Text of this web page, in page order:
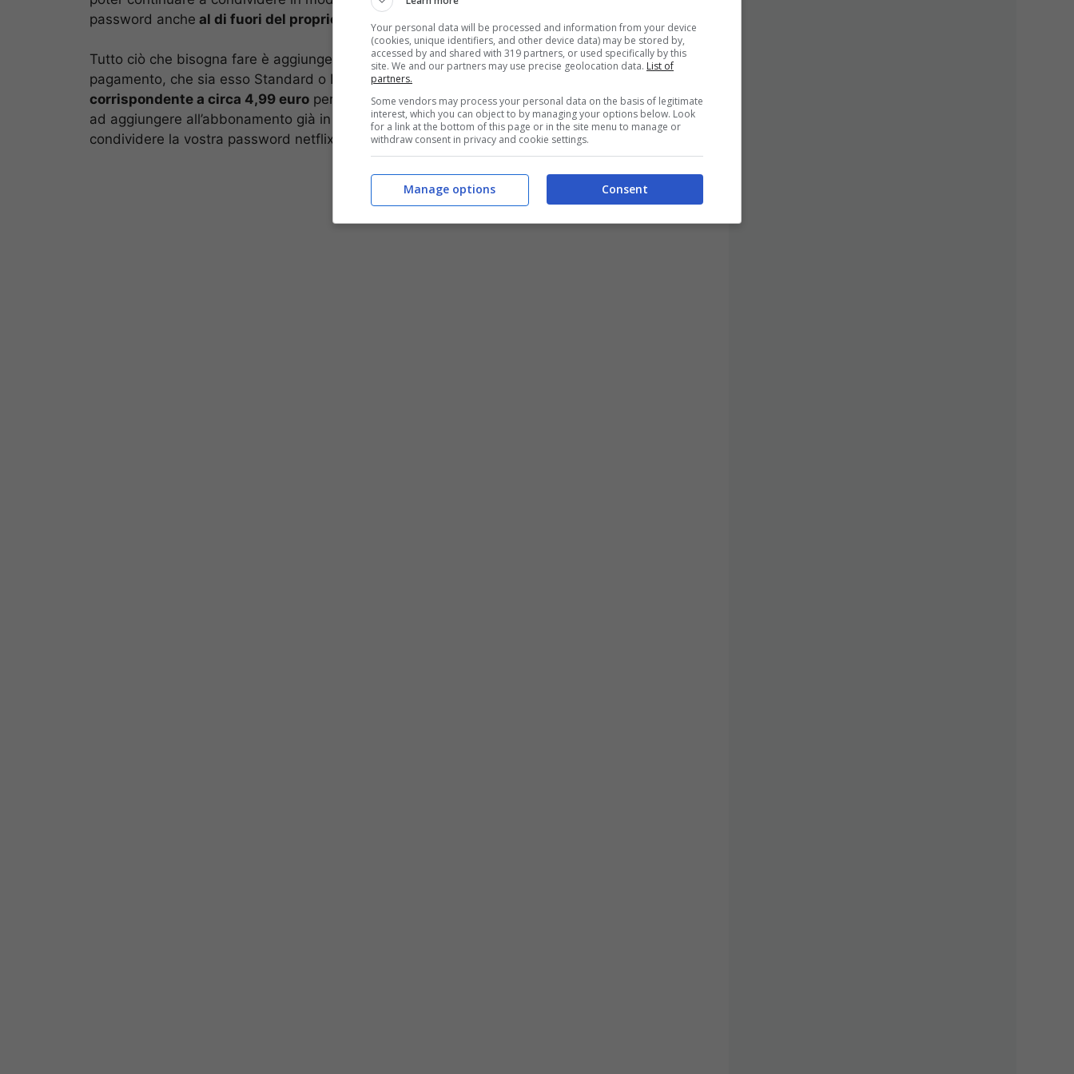
password anche al di fuori del proprio nucleo familiare.
Tutto ciò che bisogna fare è aggiungere una somma aggiuntiva al proprio piano di
pagamento, che sia esso Standard o Premium. Si tratta di
corrispondente a circa 4,99 euro per ogni persona che decidere di aggiungere e che si va
ad aggiungere all’abbonamento già in vigore e che vi permetterà in questo modo di
condividere la vostra password netflix anche al di fuori del nucleo familiare.
Your personal data will be processed and information from your device
(cookies, unique identifiers, and other device data) may be stored by,
accessed by and shared with 319 partners, or used specifically by this
site. We and our partners may use precise geolocation data. List of
partners.
Some vendors may process your personal data on the basis of legitimate
interest, which you can object to by managing your options below. Look
for a link at the bottom of this page or in the site menu to manage or
withdraw consent in privacy and cookie settings.
Consent
Manage options